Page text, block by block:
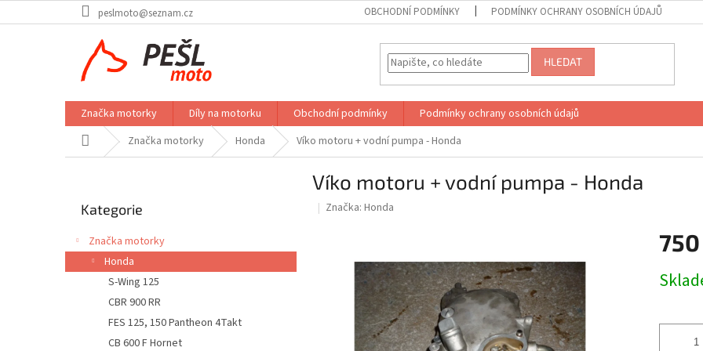
na
peslmoto@seznam.cz OBCHODNÍ PODMÍNKY PODMÍNKY OCHRANY OSOBNÍCH ÚDAJŮ
HLEDAT
Značka motorky Díly na motorku Obchodní podmínky
Podmínky ochrany osobních údajů
Domů Značka motorky Honda Víko motoru + vodní pumpa - Honda
a
n
kategorie
Kategorie
Značka motorky
Honda
S-Wing 125
CBR 900 RR
FES 125, 150 Pantheon 4Takt
CB 600 F Hornet
Víko motoru + vodní pumpa - Honda
Značka: Honda
750
cena: